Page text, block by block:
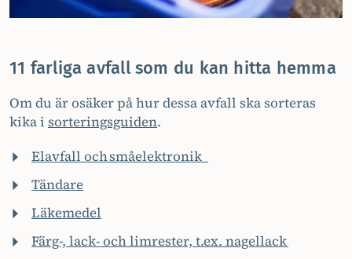
11 farliga avfall som du kan hitta hemma
Om du är osäker på hur dessa avfall ska sorteras
kika i sorteringsguiden.
Elavfall och småelektronik
Tändare
Läkemedel
Färg-, lack- och limrester, t.ex. nagellack